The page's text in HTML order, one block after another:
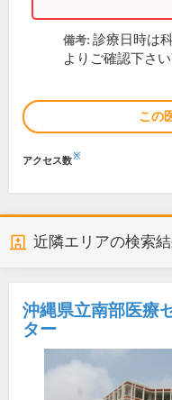
備考: 診療日時は
よりご確認下さい
この
アクセス数※
近隣エリアの検索
沖縄県立南部医療
ター